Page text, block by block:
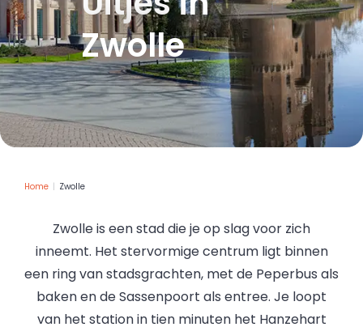
Zwolle
Home Zwolle
Zwolle is een stad die je op slag voor zich
inneemt. Het stervormige centrum ligt binnen
een ring van stadsgrachten, met de Peperbus als
baken en de Sassenpoort als entree. Je loopt
van het station in tien minuten het Hanzehart